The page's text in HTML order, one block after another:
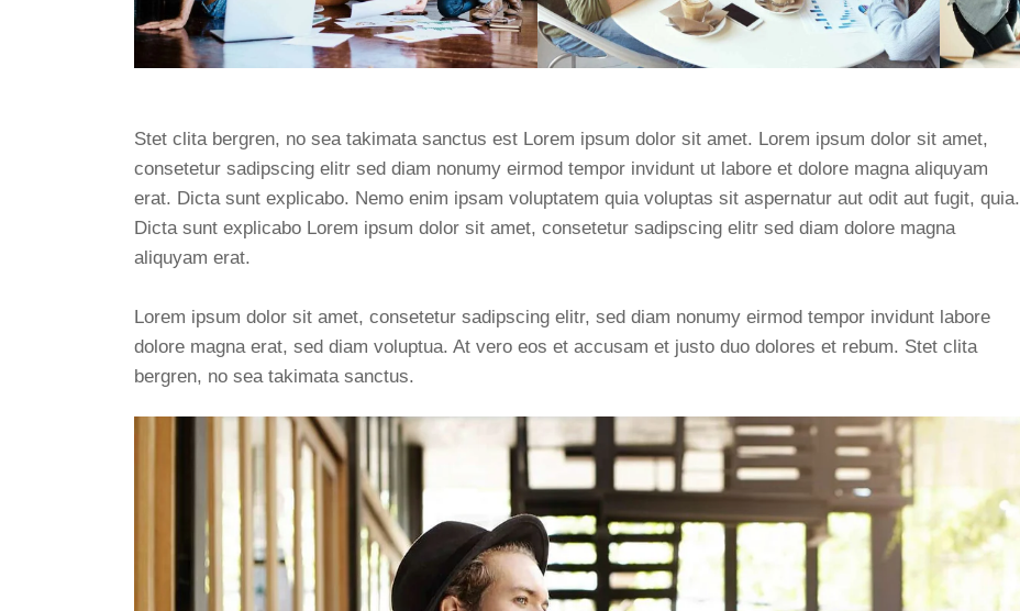
Stet clita bergren, no sea takimata sanctus est Lorem ipsum dolor sit amet. Lorem ipsum dolor sit amet,
consetetur sadipscing elitr sed diam nonumy eirmod tempor invidunt ut labore et dolore magna aliquyam
erat. Dicta sunt explicabo. Nemo enim ipsam voluptatem quia voluptas sit aspernatur aut odit aut fugit, quia.
Dicta sunt explicabo Lorem ipsum dolor sit amet, consetetur sadipscing elitr sed diam dolore magna
aliquyam erat.
Lorem ipsum dolor sit amet, consetetur sadipscing elitr, sed diam nonumy eirmod tempor invidunt labore
dolore magna erat, sed diam voluptua. At vero eos et accusam et justo duo dolores et rebum. Stet clita
bergren, no sea takimata sanctus.